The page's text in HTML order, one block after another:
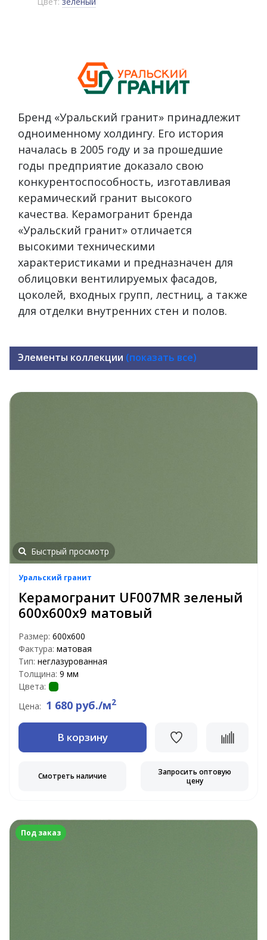
Бренд «Уральский гранит» принадлежит
одноименному холдингу. Его история
началась в 2005 году и за прошедшие
годы предприятие доказало свою
конкурентоспособность, изготавливая
керамический гранит высокого
качества. Керамогранит бренда
«Уральский гранит» отличается
высокими техническими
характеристиками и предназначен для
облицовки вентилируемых фасадов,
цоколей, входных групп, лестниц, а также
для отделки внутренних стен и полов.
Элементы коллекции (показать все)
Быстрый просмотр
Уральский гранит
Керамогранит UF007MR зеленый
600x600x9 матовый
Размер: 600х600
Фактура: матовая
Тип: неглазурованная
Толщина: 9 мм
Цвета:
Цена: 1 680 руб./м2
В корзину
Смотреть наличие
Запросить оптовую
цену
Под заказ